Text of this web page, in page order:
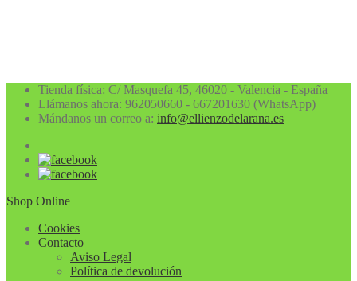
Tienda física: C/ Masquefa 45, 46020 - Valencia - España
Llámanos ahora: 962050660 - 667201630 (WhatsApp)
Mándanos un correo a: info@ellienzodelarana.es
Shop Online
Cookies
Contacto
Aviso Legal
Política de devolución